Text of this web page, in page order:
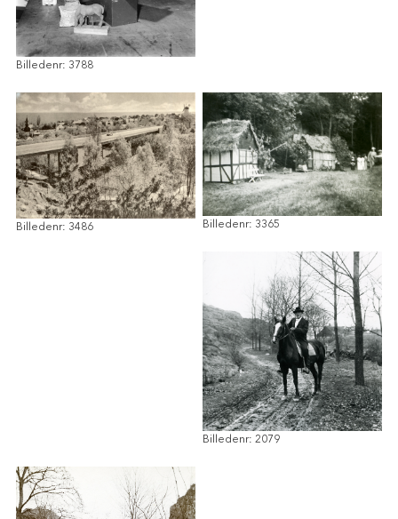
Billedenr: 3788
Billedenr: 3486 Billedenr: 3365
Billedenr: 2079